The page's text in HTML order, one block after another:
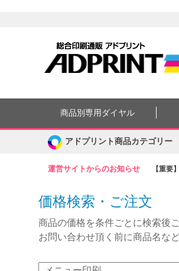
運営サイトからのお知らせ 【重要
商品別専用ダイヤル
アドプリント商品カテゴリー
価格検索・ご注文
商品の価格を条件ごとに検索後
お問い合わせ頂く前に商品名な